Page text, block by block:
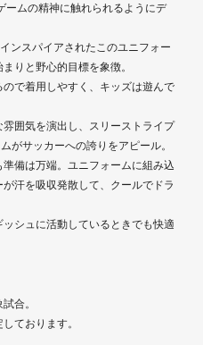
ームの精神に触れられるようにデ
ンスパイアされたこのユニフォー
りと野心的目標を象徴。
で着用しやすく、キッズは遊んで
囲気を演出し、スリーストライプ
がサッカーへの誇りをアピール。
備は万端。ユニフォームに組み込
汗を吸収発散して、クールでドラ
シュに活動しているときでも快適
合。
ております。